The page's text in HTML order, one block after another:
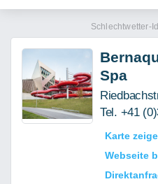
Schlechtwetter-
Spa
Tel. +41
Karte
Webseite